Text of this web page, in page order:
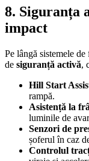
8. Siguranța
impact
Pe lângă sistemele
de siguranță activă,
Hill Start
rampă.
Asistență la
luminile de
Senzori de
șoferul în caz
Controlul